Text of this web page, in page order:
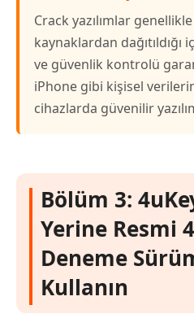
Crack yazılımlar
kaynaklardan
ve güvenlik kontrolü
iPhone gibi kişisel
cihazlarda güvenilir
Bölüm 3:
Yerine Resmi
Deneme
Kullanın